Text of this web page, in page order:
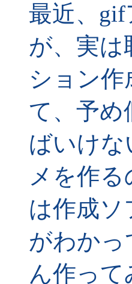
最近、
が、実
ション
て、予め
ばいけ
メを作
は作成
がわか
ん作っ